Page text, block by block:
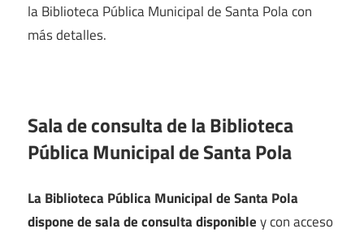
la Biblioteca Pública Municipal de Santa Pola con
más detalles.
Sala de consulta de la Biblioteca
Pública Municipal de Santa Pola
La Biblioteca Pública Municipal de Santa Pola
dispone de sala de consulta disponibley con acceso